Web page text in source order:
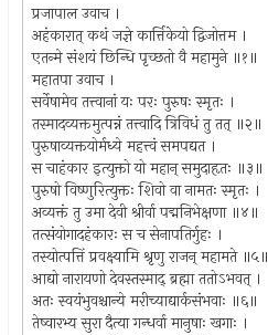
प्रजापाल उवाच ।
अहंकारात् कथं जज्ञे कार्त्तिकेयो द्विजोत्तम ।
एतन्मे संशयं छिन्धि पृच्छतो वै महामुने ॥१॥
महातपा उवाच ।
सर्वेषामेव तत्त्वानां यः परः पुरुषः स्मृतः ।
तस्मादव्यक्तमुत्पन्नं तत्त्वादि त्रिविधं तु तत् ॥२॥
पुरुषाव्यक्तयोर्मध्ये महत्त्वं समपद्यत ।
स चाहंकार इत्युक्तो यो महान् समुदाहृतः ॥३॥
पुरुषो विष्णुरित्युक्तः शिवो वा नामतः स्मृतः ।
अव्यक्तं तु उमा देवी श्रीर्वा पद्मनिभेक्षणा ॥४॥
तत्संयोगादहंकारः स च सेनापतिर्गुहः ।
तस्योत्पत्तिं प्रवक्ष्यामि श्रृणु राजन् महामते ॥५॥
आद्यो नारायणो देवस्तस्माद् ब्रह्मा ततोऽभवत् ।
अतः स्वयंभुवश्चान्ये मरीच्याद्यार्कसंभवाः ॥६॥
तेष्वारभ्य सुरा दैत्या गन्धर्वा मानुषाः खगाः ।